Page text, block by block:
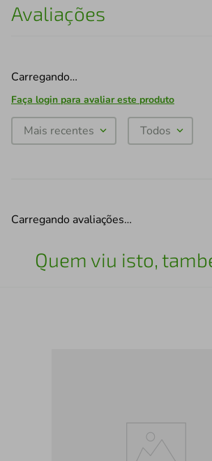
Avaliações
Carregando…
Faça login para avaliar este produto
Mais recentes Todos
Carregando avaliações…
Quem viu isto,